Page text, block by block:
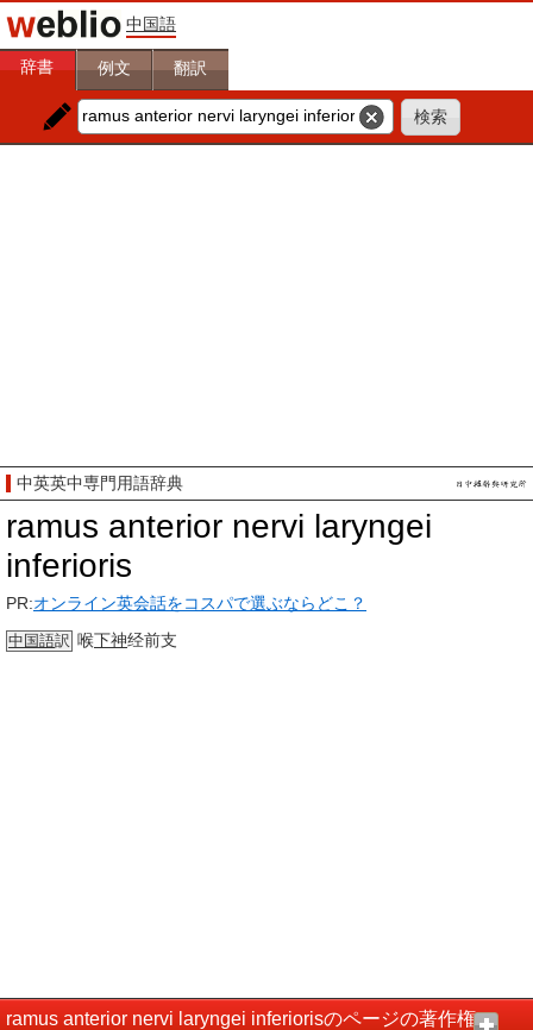
中国語
辞書 例文 翻訳
中英英中専門用語辞典
ramus anterior nervi laryngei
inferioris
PR:オンライン英会話をコスパで選ぶならどこ？
中国語訳 喉下神经前支
ramus anterior nervi laryngei inferiorisのページの著作権